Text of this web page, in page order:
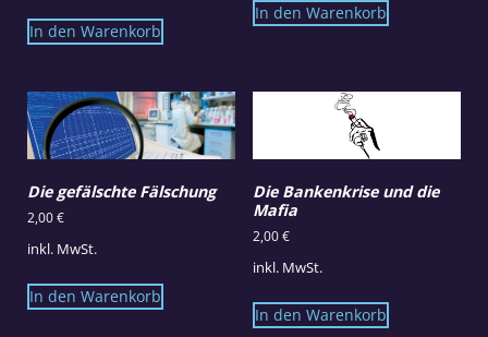
In den Warenkorb
In den Warenkorb
Die gefälschte Fälschung
2,00€
inkl. MwSt.
In den Warenkorb
Die Bankenkrise und die
Mafia
2,00€
inkl. MwSt.
In den Warenkorb